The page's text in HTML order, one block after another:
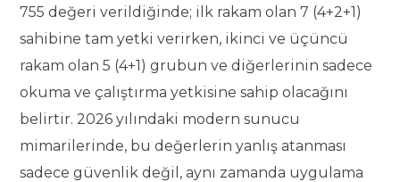
755 değeri verildiğinde; ilk rakam olan 7 (4+2+1)
sahibine tam yetki verirken, ikinci ve üçüncü
rakam olan 5 (4+1) grubun ve diğerlerinin sadece
okuma ve çalıştırma yetkisine sahip olacağını
belirtir. 2026 yılındaki modern sunucu
mimarilerinde, bu değerlerin yanlış atanması
sadece güvenlik değil, aynı zamanda uygulama